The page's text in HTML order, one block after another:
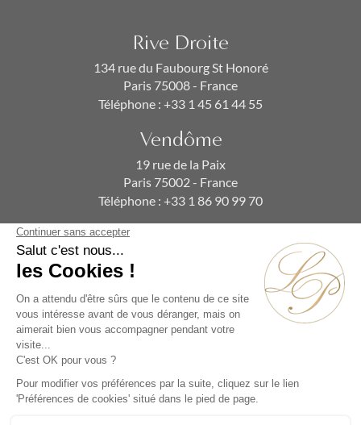
Rive Droite
134 rue du Faubourg St Honoré
Paris 75008 - France
Téléphone : +33 1 45 61 44 55
Vendôme
19 rue de la Paix
Paris 75002 - France
Téléphone : +33 1 86 90 99 70
ABONNEZ-VOUS À NOTRE NEWSLETTER
Alternative: